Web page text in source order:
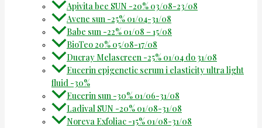
Apivita bee SUN -20% 03/08-23/08
Avene sun -25% 01/04-31/08
Babe sun -22% 01/08 – 15/08
BioTeo 20% 05/08-17/08
Ducray Melascreen -25% 01/04 do 31/08
Eucerin epigenetic serum i elasticity ultra light
fluid -30%
Eucerin sun -30% 01/06-31/08
Ladival SUN -20% 01/08-31/08
Noreva Exfoliac -15% 01/08-31/08